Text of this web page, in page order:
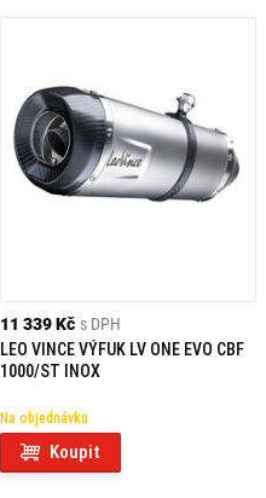
11 339 Kč s DPH
LEO VINCE VÝFUK LV ONE EVO CBF
1000/ST INOX
Na objednávku
Koupit